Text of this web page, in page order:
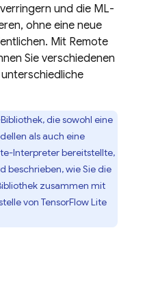
und die ML-
ohne eine neue
Mit Remote
Sie verschiedenen
die sowohl eine
als auch eine
Interpreter bereitstellte,
beschrieben, wie Sie die
zusammen mit
von TensorFlow Lite